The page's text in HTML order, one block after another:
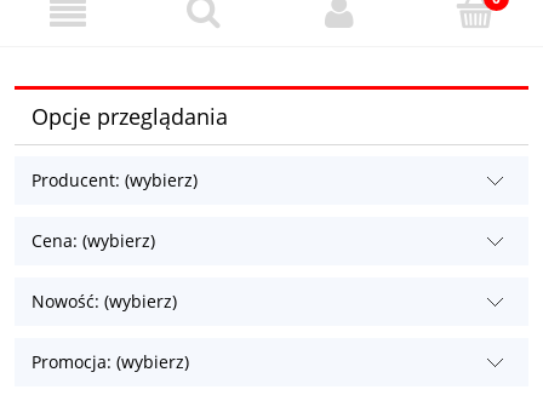
Opcje przeglądania
Producent: (wybierz)
Cena: (wybierz)
Nowość: (wybierz)
Promocja: (wybierz)